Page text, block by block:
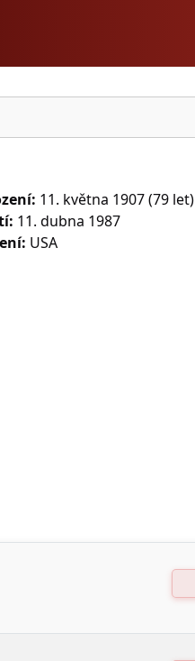
11. května 1907 (79 let)
11. dubna 1987
USA